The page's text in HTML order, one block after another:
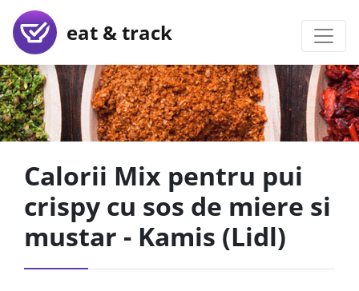
eat & track
Calorii Mix pentru pui
crispy cu sos de miere si
mustar - Kamis (Lidl)